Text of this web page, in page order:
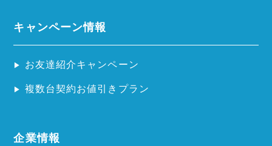
キャンペーン情報
お友達紹介キャンペーン
複数台契約お値引きプラン
企業情報